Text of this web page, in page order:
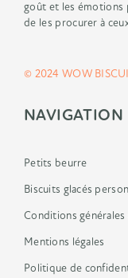
goût et les émotions
de les procurer à
© 2024 WOW
NAVIGATION
Petits beurre
Biscuits glacés
Conditions
Mentions légales
Politique de